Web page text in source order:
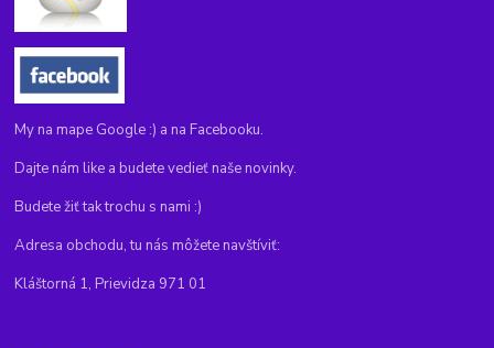
My na mape Google :) a na Facebooku.
Dajte nám like a budete vedieť naše novinky.
Budete žiť tak trochu s nami :)
Adresa obchodu, tu nás môžete navštíviť:
Kláštorná 1, Prievidza 971 01